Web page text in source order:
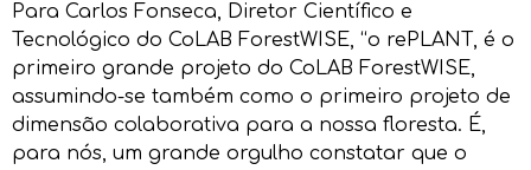
Para Carlos Fonseca, Diretor Científico e
Tecnológico do CoLAB ForestWISE, “o rePLANT, é o
primeiro grande projeto do CoLAB ForestWISE,
assumindo-se também como o primeiro projeto de
dimensão colaborativa para a nossa floresta. É,
para nós, um grande orgulho constatar que o